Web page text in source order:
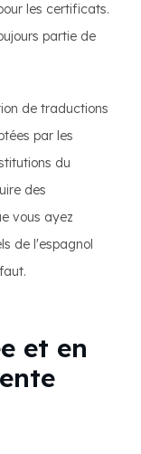
les certificats.
partie de
de traductions
par les
du
des
vous ayez
de l'espagnol
et en